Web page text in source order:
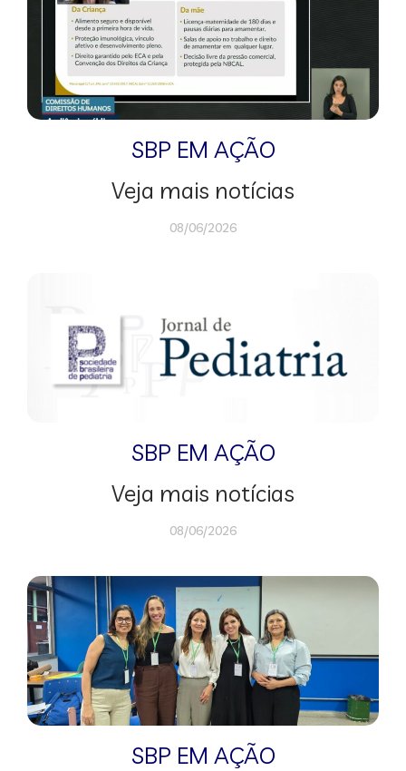
SBP EM AÇÃO
Veja mais notícias
08/06/2026
SBP EM AÇÃO
Veja mais notícias
08/06/2026
SBP EM AÇÃO